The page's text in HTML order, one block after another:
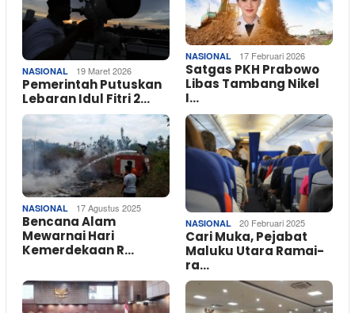
NASIONAL 19 Maret 2026
Pemerintah Putuskan
Lebaran Idul Fitri 2…
NASIONAL 17 Februari 2026
Satgas PKH Prabowo
Libas Tambang Nikel
I…
NASIONAL 17 Agustus 2025
Bencana Alam
Mewarnai Hari
Kemerdekaan R…
NASIONAL 20 Februari 2025
Cari Muka, Pejabat
Maluku Utara Ramai-
ra…